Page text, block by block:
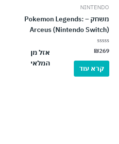
אזל מן
המלאי
NINTENDO
משחק – Pokemon Legends:
Arceus (Nintendo Switch)
דורג
0
מתוך
₪269
קרא עוד